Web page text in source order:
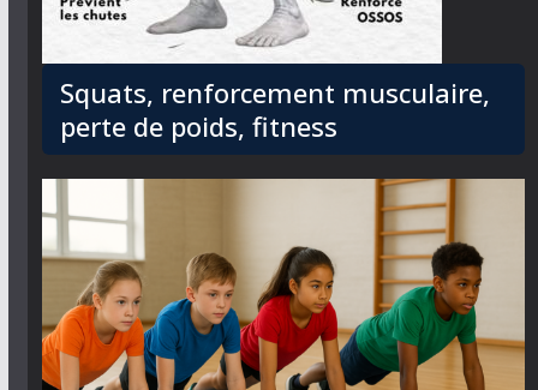
Squats, renforcement musculaire,
perte de poids, fitness